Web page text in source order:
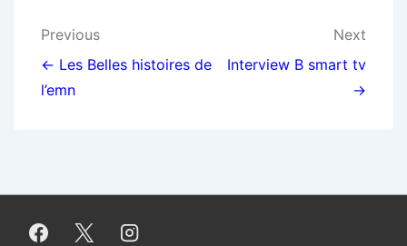
Navigation
de
l’article
Previous
← Les Belles histoires de
l’emn
Next
Interview B smart tv
→